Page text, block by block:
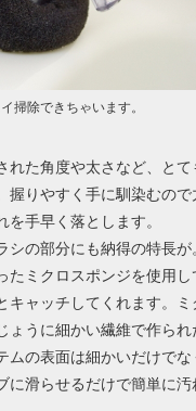
掃除できちゃいます。
れた角度や太さなど、と
握りやすく手に馴染むので
手早く落とします。
シの部分にも納得の特長が
たミクロスポンジを使用
キャッチしてくれます。ミ
ょうに細かい繊維で作られ
ムの表面は細かいだけで
に滑らせるだけで簡単に汚